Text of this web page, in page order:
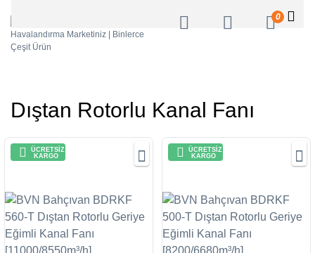
0
Dıştan Rotorlu Kanal Fanı
ÜCRETSİZ
KARGO
ÜCRETSİZ
KARGO